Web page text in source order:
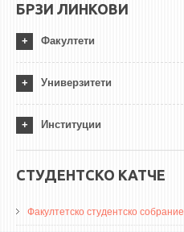
БРЗИ ЛИНКОВИ
Факултети
Универзитети
Институции
СТУДЕНТСКО КАТЧЕ
Факултетско студентско собрание